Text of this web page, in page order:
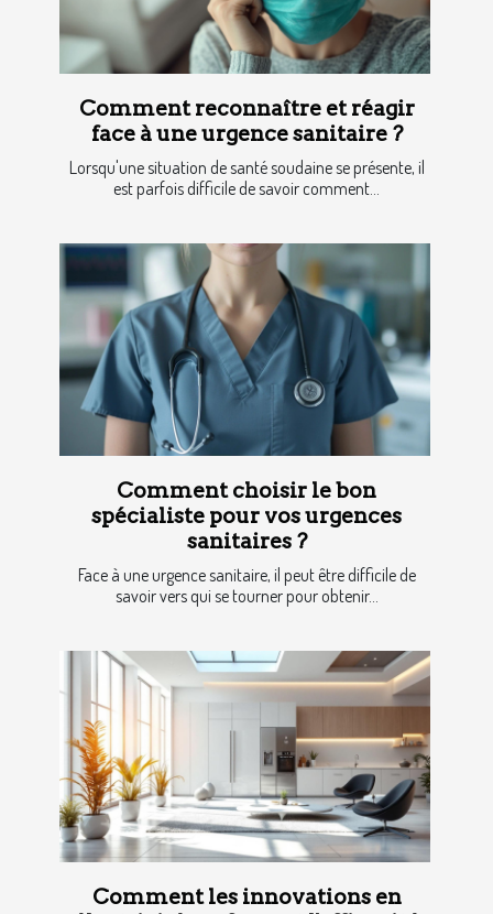
Comment reconnaître et réagir
face à une urgence sanitaire ?
Lorsqu'une situation de santé soudaine se présente, il
est parfois difficile de savoir comment...
Comment choisir le bon
spécialiste pour vos urgences
sanitaires ?
Face à une urgence sanitaire, il peut être difficile de
savoir vers qui se tourner pour obtenir...
Comment les innovations en